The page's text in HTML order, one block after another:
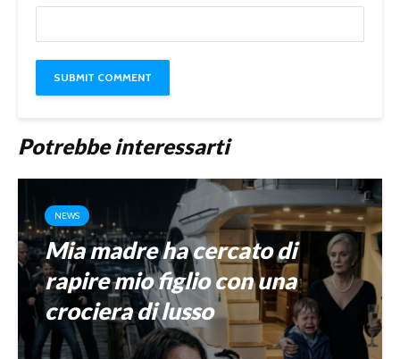
Potrebbe interessarti
NEWS
Mia madre ha cercato di
rapire mio figlio con una
crociera di lusso